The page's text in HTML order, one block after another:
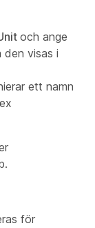
och ange
den visas i
ett namn
för